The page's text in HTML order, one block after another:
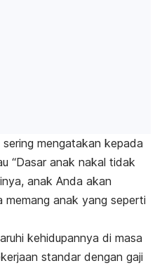
mengatakan kepada
“Dasar anak nakal tidak
anak Anda akan
memang anak yang seperti
kehidupannya di masa
standar dengan gaji